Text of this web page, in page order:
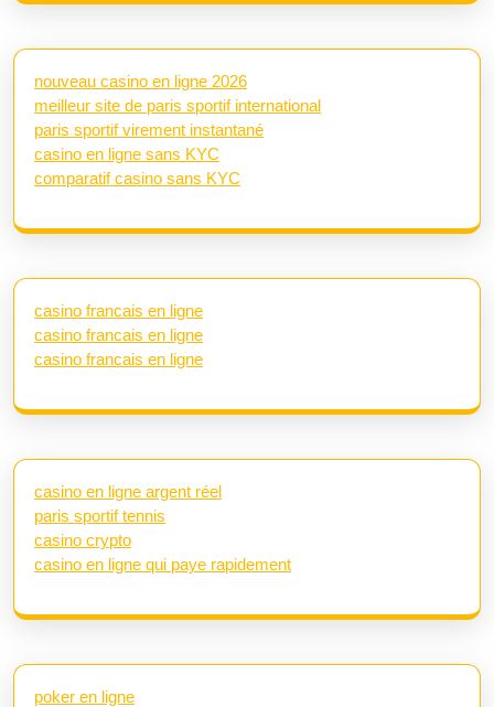
nouveau casino en ligne 2026
meilleur site de paris sportif international
paris sportif virement instantané
casino en ligne sans KYC
comparatif casino sans KYC
casino francais en ligne
casino francais en ligne
casino francais en ligne
casino en ligne argent réel
paris sportif tennis
casino crypto
casino en ligne qui paye rapidement
poker en ligne